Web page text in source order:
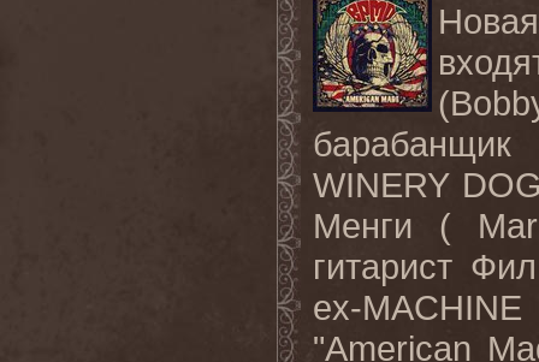
Новая
барабанщик
WINERY
Менги (
гитарист Фил
ex-
"American